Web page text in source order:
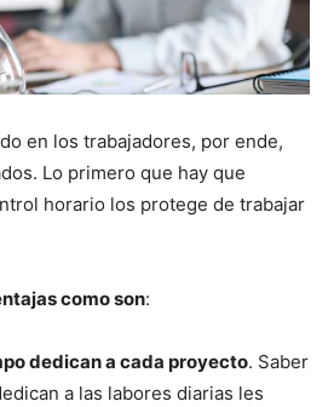
en los trabajadores, por ende,
Lo primero que hay que
horario los protege de trabajar
como son:
dedican a cada proyecto. Saber
a las labores diarias les